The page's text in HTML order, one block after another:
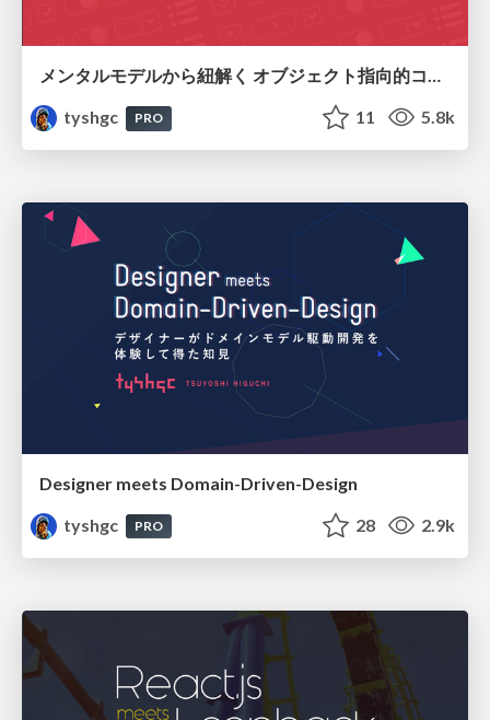
メンタルモデルから紐解く オブジェクト指向的コンポーネント設計 / Mental-Model Component Design
tyshgc
PRO 11 5.8k
Designer meets Domain-Driven-Design
tyshgc
PRO 28 2.9k